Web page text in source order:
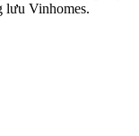
lưu Vinhomes.